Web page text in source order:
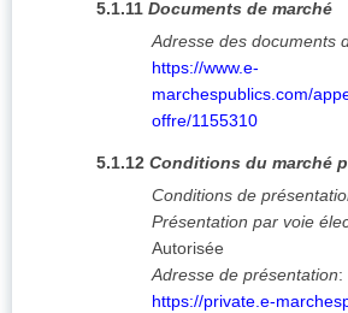
5.1.11 Documents de marché
Adresse des documents
https://www.e-
marchespublics.com/
offre/1155310
5.1.12 Conditions du marché
Conditions de
Présentation par voie
Autorisée
Adresse de présentation:
https://private.e-